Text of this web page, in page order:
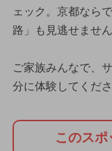
ェック。京都なら
路」も見逃せません
ご家族みんなで、
分に体験してくださ
このス